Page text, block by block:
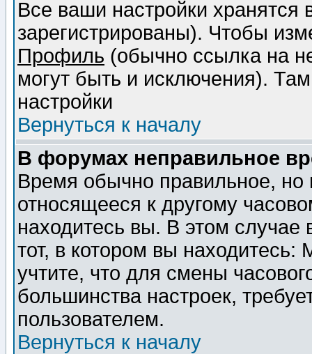
Все ваши настройки
зарегистрированы). Чтобы
Профиль (обычно ссылка на
могут быть и исключения).
настройки
Вернуться к началу
В форумах неправильное
Время обычно правильное,
относящееся к другому
находитесь вы. В этом
тот, в котором вы
учтите, что для смены
большинства настроек,
пользователем.
Вернуться к началу